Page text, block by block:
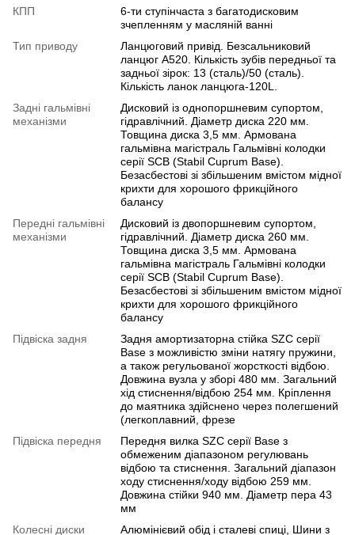
КПП
6-ти ступінчаста з багатодисковим
зчепленням у масляній ванні
Тип приводу
Ланцюговий привід. Безсальниковий
ланцюг A520. Кількість зубів передньої та
задньої зірок: 13 (сталь)/50 (сталь).
Кількість ланок ланцюга-120L.
Задні гальмівні
механізми
Дисковий із однопоршневим супортом,
гідравлічний. Діаметр диска 220 мм.
Товщина диска 3,5 мм. Армована
гальмівна магістраль Гальмівні колодки
серії SCB (Stabil Cuprum Base).
Безасбестові зі збільшеним вмістом мідної
крихти для хорошого фрикційного
балансу
Передні гальмівні
механізми
Дисковий із двопоршневим супортом,
гідравлічний. Діаметр диска 260 мм.
Товщина диска 3,5 мм. Армована
гальмівна магістраль Гальмівні колодки
серії SCB (Stabil Cuprum Base).
Безасбестові зі збільшеним вмістом мідної
крихти для хорошого фрикційного
балансу
Підвіска задня
Задня амортизаторна стійка SZC серії
Base з можливістю зміни натягу пружини,
а також регульованої жорсткості відбою.
Довжина вузла у зборі 480 мм. Загальний
хід стиснення/відбою 254 мм. Кріплення
до маятника здійснено через полегшений
(легкоплавний, фрезе
Підвіска передня
Передня вилка SZC серії Base з
обмеженим діапазоном регулювань
відбою та стиснення. Загальний діапазон
ходу стиснення/ходу відбою 259 мм.
Довжина стійки 940 мм. Діаметр пера 43
мм
Колесні диски
Алюмінієвий обід і сталеві спиці, Шини з